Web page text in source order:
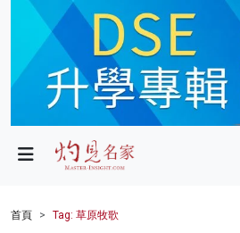
政局
財經
首頁 Tag: 草原牧歌